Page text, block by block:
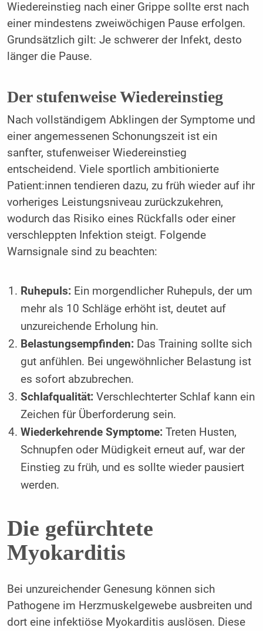
Wiedereinstieg nach einer Grippe sollte erst nach
einer mindestens zweiwöchigen Pause erfolgen.
Grundsätzlich gilt: Je schwerer der Infekt, desto
länger die Pause.
Der stufenweise Wiedereinstieg
Nach vollständigem Abklingen der Symptome und
einer angemessenen Schonungszeit ist ein
sanfter, stufenweiser Wiedereinstieg
entscheidend. Viele sportlich ambitionierte
Patient:innen tendieren dazu, zu früh wieder auf ihr
vorheriges Leistungsniveau zurückzukehren,
wodurch das Risiko eines Rückfalls oder einer
verschleppten Infektion steigt. Folgende
Warnsignale sind zu beachten:
Ruhepuls: Ein morgendlicher Ruhepuls, der um
mehr als 10 Schläge erhöht ist, deutet auf
unzureichende Erholung hin.
Belastungsempfinden: Das Training sollte sich
gut anfühlen. Bei ungewöhnlicher Belastung ist
es sofort abzubrechen.
Schlafqualität:Verschlechterter Schlaf kann ein
Zeichen für Überforderung sein.
Wiederkehrende Symptome: Treten Husten,
Schnupfen oder Müdigkeit erneut auf, war der
Einstieg zu früh, und es sollte wieder pausiert
werden.
Die gefürchtete
Myokarditis
Bei unzureichender Genesung können sich
Pathogene im Herzmuskelgewebe ausbreiten und
dort eine infektiöse Myokarditis auslösen. Diese